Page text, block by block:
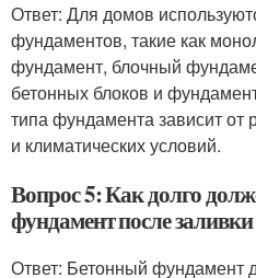
Ответ: Для домов
фундаментов, такие как
фундамент, блочный
бетонных блоков и
типа фундамента зависит от
и климатических условий.
Вопрос 5: Как долго
фундамент после
Ответ: Бетонный фундамент